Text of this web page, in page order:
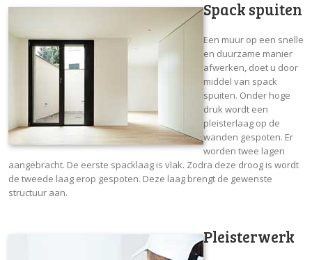
Spack spuiten
Een muur op een snelle
en duurzame manier
afwerken, doet u door
middel van spack
spuiten. Onder hoge
druk wordt een
pleisterlaag op de
wanden gespoten. Er
worden twee lagen
aangebracht. De eerste spacklaag is vlak. Zodra deze droog is wordt
de tweede laag erop gespoten. Deze laag brengt de gewenste
structuur aan.
Pleisterwerk